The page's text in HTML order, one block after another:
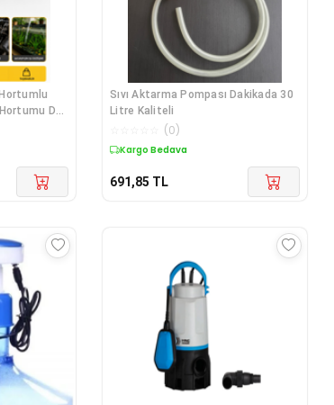
Dk-
Sıvı Aktarma Pompası Dakikada 30
Litre Kaliteli
(0)
Kargo Bedava
691,85 TL